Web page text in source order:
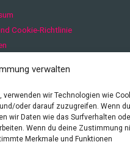
verwalten
wir Technologien wie
oder darauf zuzugreifen. Wenn du
wir Daten wie das Surfverhalten
Wenn du deine Zustimmung
Merkmale und Funktionen
Cookie-Richtlinie